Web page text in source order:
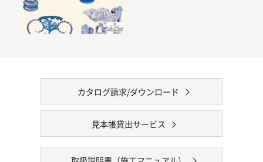
カタログ請求/ダウンロード
見本帳貸出サービス